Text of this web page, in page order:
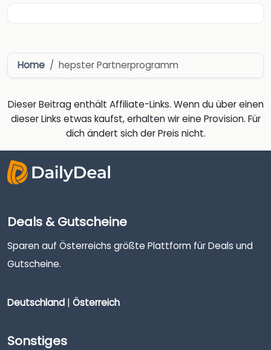
Home hepster Partnerprogramm
Dieser Beitrag enthält Affiliate-Links. Wenn du über einen
dieser Links etwas kaufst, erhalten wir eine Provision. Für
dich ändert sich der Preis nicht.
Deals & Gutscheine
Sparen auf Österreichs größte Plattform für Deals und
Gutscheine.
Deutschland | Österreich
Sonstiges